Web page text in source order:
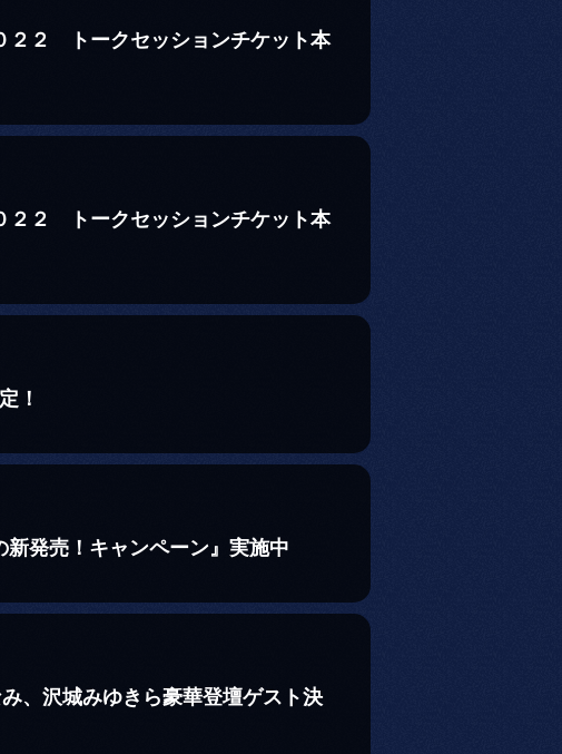
２２ トークセッションチケット本
２２ トークセッションチケット本
！
発売！キャンペーン』実施中
、沢城みゆきら豪華登壇ゲスト決